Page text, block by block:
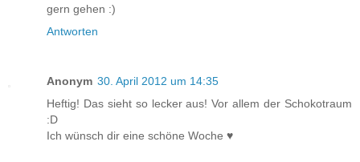
gern gehen :)
Antworten
Anonym 30. April 2012 um 14:35
Heftig! Das sieht so lecker aus! Vor allem der Schokotraum
:D
Ich wünsch dir eine schöne Woche ♥